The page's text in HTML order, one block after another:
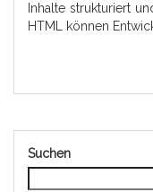
Inhalte strukturiert
HTML können
Suchen